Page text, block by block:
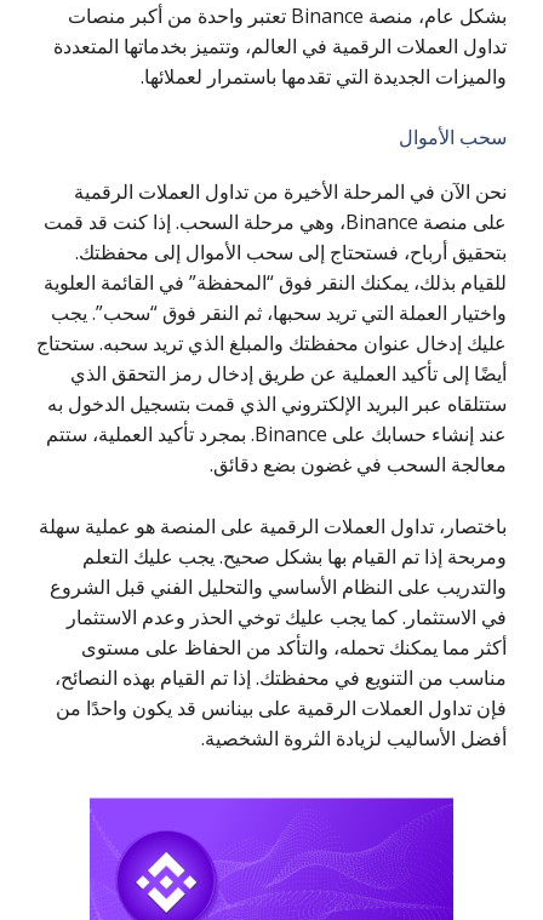
بشكل عام، منصة Binance تعتبر واحدة من أكبر منصات
تداول العملات الرقمية في العالم، وتتميز بخدماتها المتعددة
والميزات الجديدة التي تقدمها باستمرار لعملائها.
سحب الأموال
نحن الآن في المرحلة الأخيرة من تداول العملات الرقمية
على منصة Binance، وهي مرحلة السحب. إذا كنت قد قمت
بتحقيق أرباح، فستحتاج إلى سحب الأموال إلى محفظتك.
للقيام بذلك، يمكنك النقر فوق “المحفظة” في القائمة العلوية
واختيار العملة التي تريد سحبها، ثم النقر فوق “سحب”. يجب
عليك إدخال عنوان محفظتك والمبلغ الذي تريد سحبه. ستحتاج
أيضًا إلى تأكيد العملية عن طريق إدخال رمز التحقق الذي
ستتلقاه عبر البريد الإلكتروني الذي قمت بتسجيل الدخول به
عند إنشاء حسابك على Binance. بمجرد تأكيد العملية، ستتم
معالجة السحب في غضون بضع دقائق.
باختصار، تداول العملات الرقمية على المنصة هو عملية سهلة
ومربحة إذا تم القيام بها بشكل صحيح. يجب عليك التعلم
والتدريب على النظام الأساسي والتحليل الفني قبل الشروع
في الاستثمار. كما يجب عليك توخي الحذر وعدم الاستثمار
أكثر مما يمكنك تحمله، والتأكد من الحفاظ على مستوى
مناسب من التنويع في محفظتك. إذا تم القيام بهذه النصائح،
فإن تداول العملات الرقمية على بينانس قد يكون واحدًا من
أفضل الأساليب لزيادة الثروة الشخصية.